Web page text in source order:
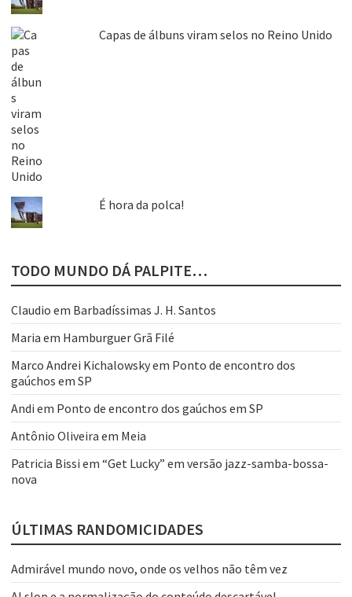
Capas de álbuns viram selos no Reino Unido
É hora da polca!
TODO MUNDO DÁ PALPITE…
Claudio em Barbadíssimas J. H. Santos
Maria em Hamburguer Grã Filé
Marco Andrei Kichalowskyem Ponto de encontro dos
gaúchos em SP
Andi em Ponto de encontro dos gaúchos em SP
Antônio Oliveira em Meia
Patricia Bissi em “Get Lucky” em versão jazz-samba-bossa-
nova
ÚLTIMAS RANDOMICIDADES
Admirável mundo novo, onde os velhos não têm vez